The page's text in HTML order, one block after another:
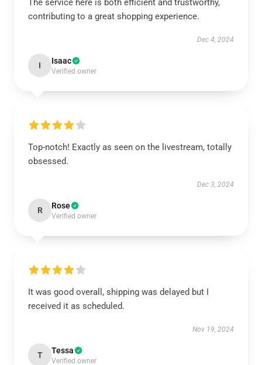
The service here is both efficient and trustworthy,
contributing to a great shopping experience.
Dec 4, 2024
I Isaac
Verified owner
Top-notch! Exactly as seen on the livestream, totally
obsessed.
Dec 3, 2024
R Rose
Verified owner
It was good overall, shipping was delayed but I
received it as scheduled.
Nov 19, 2024
T Tessa
Verified owner